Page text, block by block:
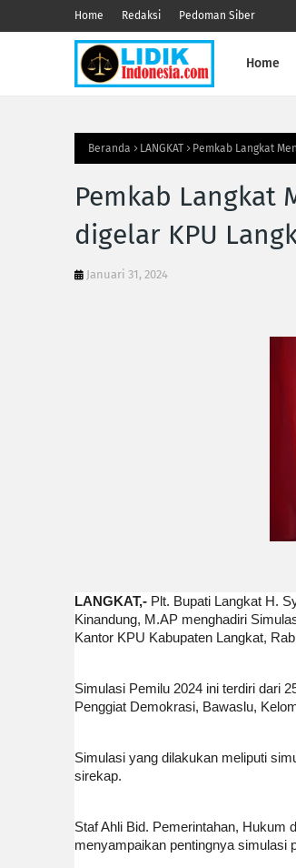
Home Redaksi Pedoman Siber
Home
Beranda LANGKAT Pemkab Langkat
Pemkab Langkat
digelar KPU
Januari 31, 2024
LANGKAT,- Plt. Bupati Langkat H.
Kinandung, M.AP menghadiri
Kantor KPU Kabupaten Langkat,
Simulasi Pemilu 2024 ini terdiri dari
Penggiat Demokrasi, Bawaslu,
Simulasi yang dilakukan meliputi
sirekap.
Staf Ahli Bid. Pemerintahan, Hukum
menyampaikan pentingnya simulasi